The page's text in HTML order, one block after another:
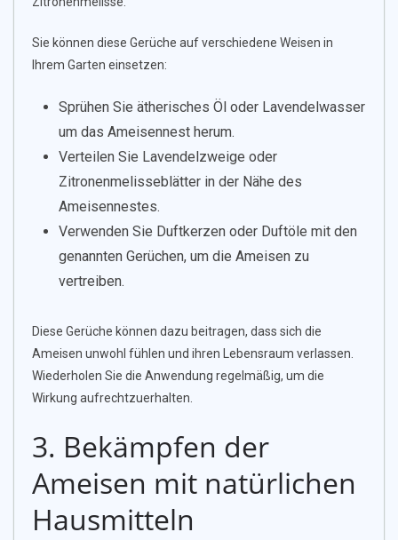
Sie können diese Gerüche auf verschiedene Weisen in
Ihrem Garten einsetzen:
Sprühen Sie ätherisches Öl oder Lavendelwasser
um das Ameisennest herum.
Verteilen Sie Lavendelzweige oder
Zitronenmelisseblätter in der Nähe des
Ameisennestes.
Verwenden Sie Duftkerzen oder Duftöle mit den
genannten Gerüchen, um die Ameisen zu
vertreiben.
Diese Gerüche können dazu beitragen, dass sich die
Ameisen unwohl fühlen und ihren Lebensraum verlassen.
Wiederholen Sie die Anwendung regelmäßig, um die
Wirkung aufrechtzuerhalten.
3. Bekämpfen der
Ameisen mit natürlichen
Hausmitteln